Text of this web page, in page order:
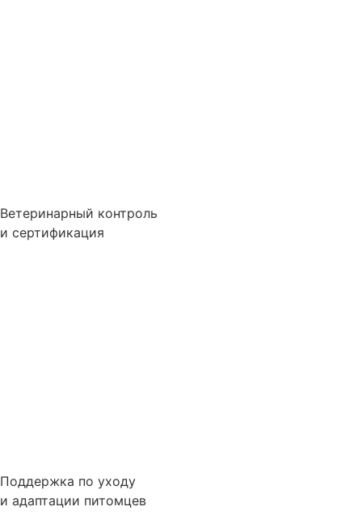
Ветеринарный контроль
и сертификация
Поддержка по уходу
и адаптации питомцев